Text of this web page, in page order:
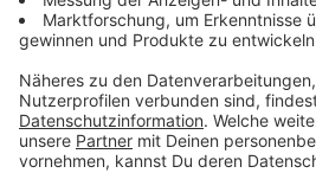
Aktualisiert um 11:42 Uhr mit
Einsatzgeschehen
Anzeige